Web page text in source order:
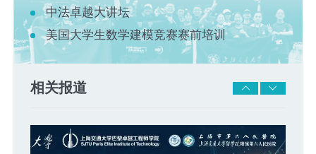
中法卓越大讲坛
美国大学生数学建模竞赛赛前培训
相关报道